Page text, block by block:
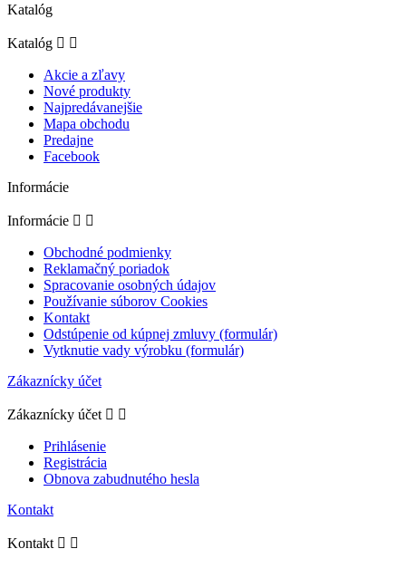
Katalóg
Katalóg  
Akcie a zľavy
Nové produkty
Najpredávanejšie
Mapa obchodu
Predajne
Facebook
Informácie
Informácie  
Obchodné podmienky
Reklamačný poriadok
Spracovanie osobných údajov
Používanie súborov Cookies
Kontakt
Odstúpenie od kúpnej zmluvy (formulár)
Vytknutie vady výrobku (formulár)
Zákaznícky účet
Zákaznícky účet  
Prihlásenie
Registrácia
Obnova zabudnutého hesla
Kontakt
Kontakt  